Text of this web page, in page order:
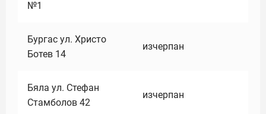
№1
Бургас ул. Христо
Ботев 14
изчерпан
Бяла ул. Стефан
Стамболов 42
изчерпан